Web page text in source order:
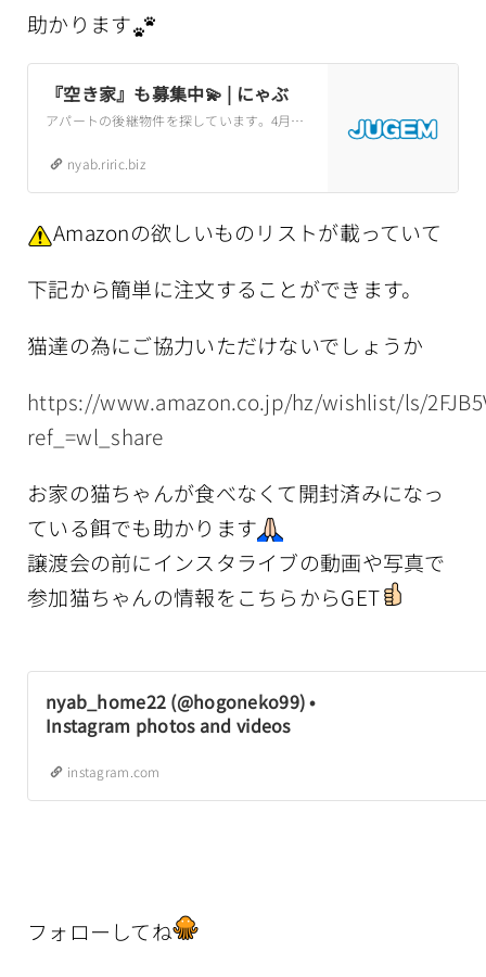
助かります
『空き家』も募集中💫 | にゃぶ
アパートの後継物件を探しています。4月末に退去が決まっています。それまでに引っ越す予定でしたが、残念ながらその家をお借りすることができなくなりました。できれば泉区内で、格安で貸していただけたらとても有り難いです。弥生台近辺ならなおありがたい
nyab.riric.biz
Amazonの欲しいものリストが載っていて
下記から簡単に注文することができます。
猫達の為にご協力いただけないでしょうか
https://www.amazon.co.jp/hz/wishlist/ls/
ref_=wl_share
お家の猫ちゃんが食べなくて開封済みになっ
ている餌でも助かります
譲渡会の前にインスタライブの動画や写真で
参加猫ちゃんの情報をこちらからGET
nyab_home22 (@hogoneko99) •
Instagram photos and videos
instagram.com
フォローしてね